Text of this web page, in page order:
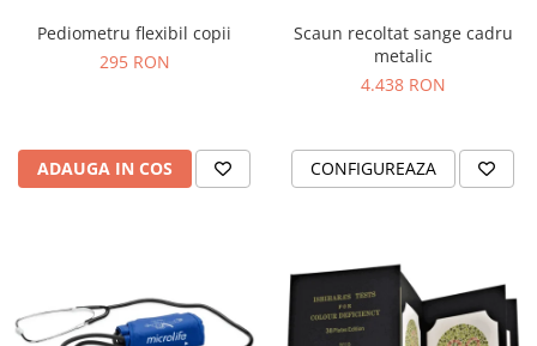
Pediometru flexibil copii
295 RON
ADAUGA IN COS
Scaun recoltat sange cadru
metalic
4.438 RON
CONFIGUREAZA